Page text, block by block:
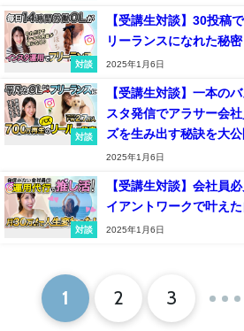
対談
【受講生対談】30投稿
リーランスになれた秘密
2025年1月6日
対談
【受講生対談】一本の
スタ発信でアラサー会
ズを生み出す秘訣を大公
2025年1月6日
対談
【受講生対談】会社員
イアントワークで叶え
2025年1月6日
1 2 3